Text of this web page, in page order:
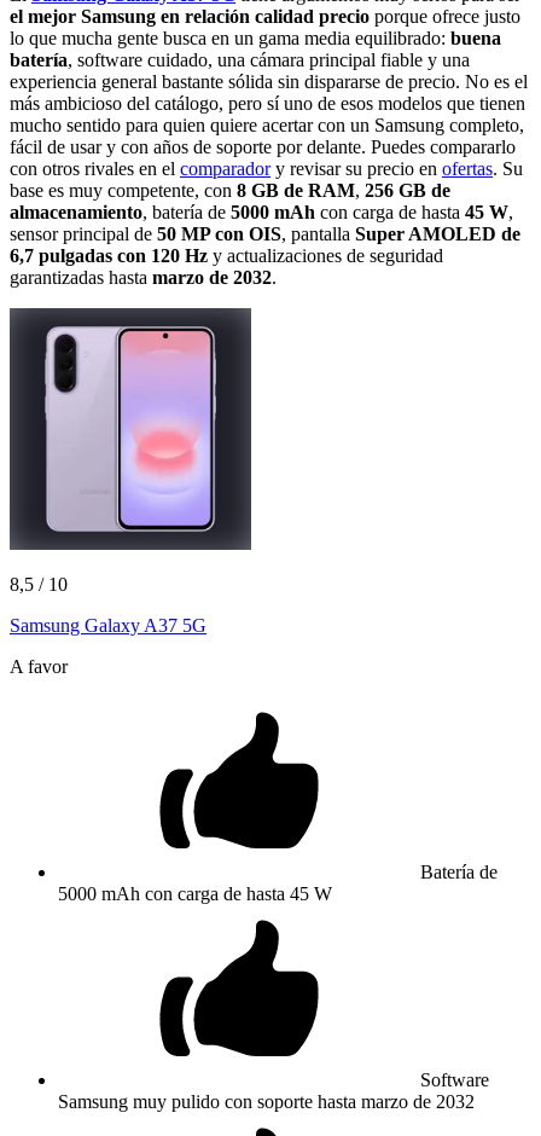
el mejor Samsung en relación calidad precio porque ofrece justo
lo que mucha gente busca en un gama media equilibrado: buena
batería, software cuidado, una cámara principal fiable y una
experiencia general bastante sólida sin dispararse de precio. No es el
más ambicioso del catálogo, pero sí uno de esos modelos que tienen
mucho sentido para quien quiere acertar con un Samsung completo,
fácil de usar y con años de soporte por delante. Puedes compararlo
con otros rivales en el comparadory revisar su precio en ofertas. Su
base es muy competente, con 8 GB de RAM, 256 GB de
almacenamiento, batería de 5000 mAh con carga de hasta 45 W,
sensor principal de 50 MP con OIS, pantalla Super AMOLED de
6,7 pulgadas con 120 Hz y actualizaciones de seguridad
garantizadas hasta marzo de 2032.
8,5 / 10
Samsung Galaxy A37 5G
A favor
Batería de
5000 mAh con carga de hasta 45 W
Software
Samsung muy pulido con soporte hasta marzo de 2032